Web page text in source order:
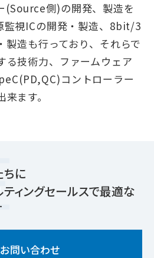
(Source側)の開発、製造を
監視ICの開発・製造、8bit/3
造も行っており、それらで
る技術力、ファームウェア
コントローラー
ます。
に
ィングセールスで最適な
お問い合わせ